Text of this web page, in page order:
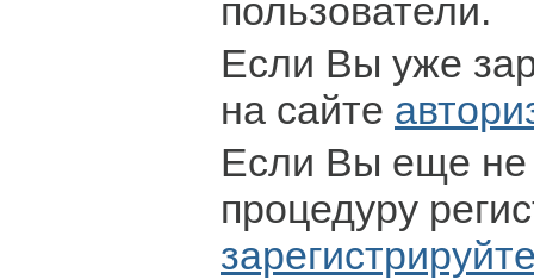
пользователи.
Если Вы уже
на сайте
Если Вы еще не
процедуру